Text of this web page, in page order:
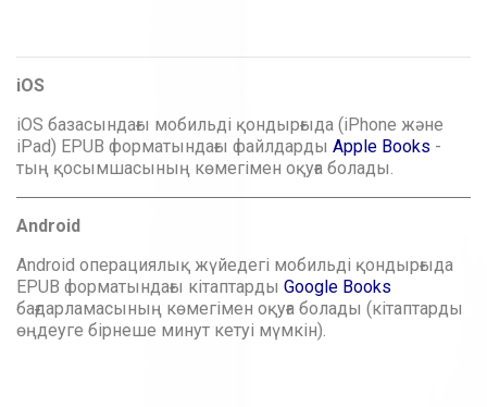
iOS
iОS базасындағы мобильді қондырғыда (iPhone және
iPad) EPUB форматындағы файлдарды Apple Books -
тың қосымшасының көмегімен оқуға болады.
Android
Android операциялық жүйедегі мобильді қондырғыда
EPUB форматындағы кітаптарды Google Books
бағдарламасының көмегімен оқуға болады (кітаптарды
өңдеуге бірнеше минут кетуі мүмкін).